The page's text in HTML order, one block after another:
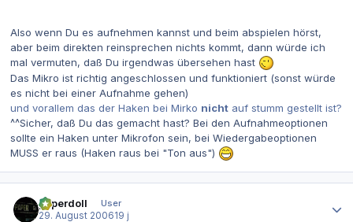
Also wenn Du es aufnehmen kannst und beim abspielen hörst,
aber beim direkten reinsprechen nichts kommt, dann würde ich
mal vermuten, daß Du irgendwas übersehen hast
Das Mikro ist richtig angeschlossen und funktioniert (sonst würde
es nicht bei einer Aufnahme gehen)
und vorallem das der Haken bei Mirko nicht auf stumm gestellt ist?
^^Sicher, daß Du das gemacht hast? Bei den Aufnahmeoptionen
sollte ein Haken unter Mikrofon sein, bei Wiedergabeoptionen
MUSS er raus (Haken raus bei "Ton aus")
paperdoll
User
29. August 200619 j